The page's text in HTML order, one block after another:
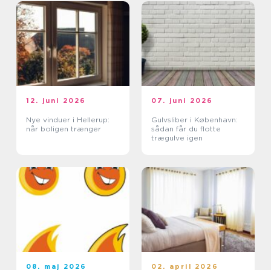
12. juni 2026
Nye vinduer i Hellerup:
når boligen trænger
07. juni 2026
Gulvsliber i København:
sådan får du flotte
trægulve igen
08. maj 2026 02. april 2026